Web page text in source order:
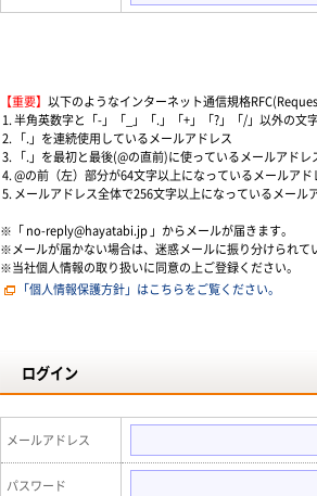
【重要】 以下のようなインターネット通信規格
1. 半角英数字と「-」「_」「.」「+」「?」「/」以外の文
2. 「.」を連続使用しているメールアドレス
3. 「.」を最初と最後(@の直前)に使っているメールアドレ
4. @の前（左）部分が64文字以上になっているメールアド
5. メールアドレス全体で256文字以上になっているメール
※「 no-reply@hayatabi.jp 」からメールが届きます。
※メールが届かない場合は、迷惑メールに振り分けられて
※当社個人情報の取り扱いに同意の上ご登録ください。
「個人情報保護方針」はこちらをご覧ください。
ログイン
メールアドレス
パスワード